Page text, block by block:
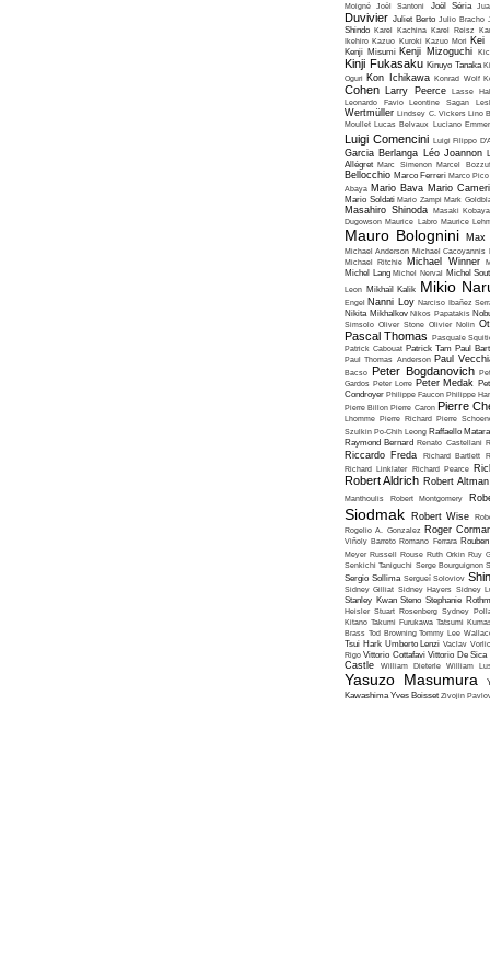
Moigné Joël Santoni Joël Séria
Duvivier Juliet Berto Julio Bracho
Shindo Karel Kachina Karel Reisz
Ikehiro Kazuo Kuroki Kazuo Mori Kei
Kenji Misumi Kenji Mizoguchi
Kinji Fukasaku Kinuyo Tanaka
Oguri Kon Ichikawa Konrad Wolf
Cohen Larry Peerce
Lasse
Leonardo Favio
Leontine Sagan
Wertmüller Lindsey C. Vickers Lino
Moullet Lucas Belvaux Luciano Emmer
Luigi Comencini Luigi Filippo
Garcia Berlanga Léo Joannon
Allégret Marc Simenon Marcel
Bellocchio Marco Ferreri Marco Pico
Abaya Mario Bava Mario
Mario Soldati Mario Zampi Mark
Masahiro Shinoda Masaki
Dugowson Maurice Labro Maurice
Mauro Bolognini Max
Michael Anderson Michael Cacoyannis
Michael Ritchie Michael Winner
Michel Lang Michel Nerval Michel
Leon Mikhaïl Kalik Mikio
Engel Nanni Loy Narciso Ibañez
Nikita Mikhalkov Nikos Papatakis
Simsolo Oliver Stone Olivier Nolin
Pascal Thomas Pasquale
Patrick Cabouat Patrick Tam Paul
Paul Thomas Anderson Paul
Bacso Peter Bogdanovich
Gardos Peter Lorre Peter Medak
Condroyer Philippe Faucon Philippe
Pierre Billon Pierre Caron Pierre
Lhomme Pierre Richard Pierre
Szulkin Po-Chih Leong Raffaello
Raymond Bernard Renato Castellani
Riccardo Freda Richard Bartlett
Richard Linklater Richard Pearce
Robert Aldrich Robert Altman
Manthoulis Robert Montgomery
Siodmak Robert Wise
Rogelio A. Gonzalez Roger
Viñoly Barreto Romano Ferrara
Meyer Russell Rouse Ruth Orkin Ruy
Senkichi Taniguchi Serge Bourguignon
Sergio Sollima Sergueï Soloviov
Sidney Gilliat Sidney Hayers Sidney
Stanley Kwan Steno Stephanie
Heisler Stuart Rosenberg Sydney
Kitano Takumi Furukawa Tatsumi
Brass Tod Browning Tommy Lee
Tsui Hark Umberto Lenzi Vaclav
Rigo Vittorio Cottafavi Vittorio De Sica
Castle William Dieterle William
Yasuzo Masumura
Kawashima Yves Boisset Zivojin